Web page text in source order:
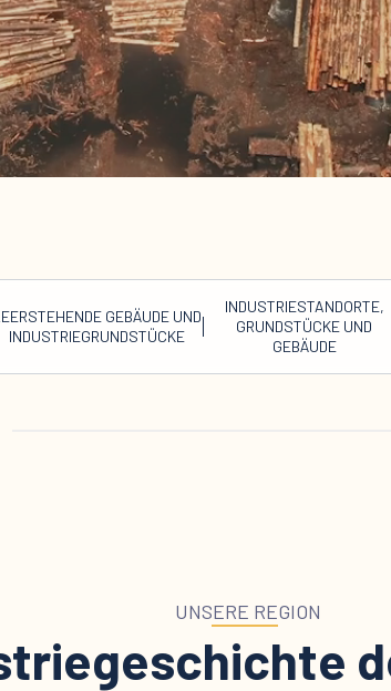
GEBÄUDE UND
INDUSTRIEGRUNDSTÜCKE
INDUSTRIESTANDORTE,
GRUNDSTÜCKE UND
GEBÄUDE
UNSERE REGION